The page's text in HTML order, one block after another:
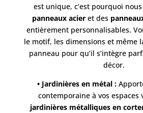
est unique, c’est pourquoi
panneaux acieret des
entièrement personnalisables.
le motif, les dimensions et même
panneau pour qu’il s’intègre
décor.
• Jardinières en métal :
contemporaine à vos espaces
jardinières métalliques en